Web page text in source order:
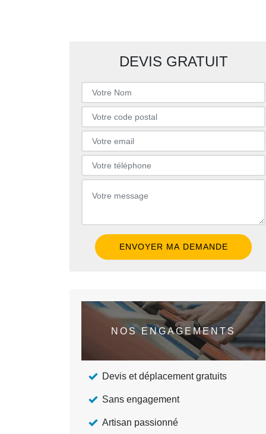
DEVIS GRATUIT
NOS ENGAGEMENTS
Devis et déplacement gratuits
Sans engagement
Artisan passionné